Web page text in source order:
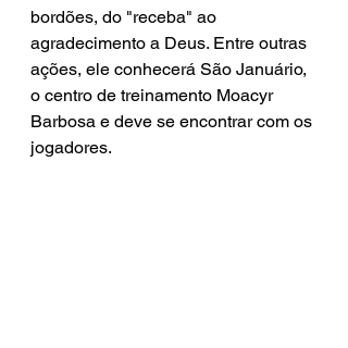
bordões, do "receba" ao
agradecimento a Deus. Entre outras
ações, ele conhecerá São Januário,
o centro de treinamento Moacyr
Barbosa e deve se encontrar com os
jogadores.